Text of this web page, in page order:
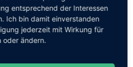
im Innen- und Aussenbereich
entsprechend der Interessen
Ich bin damit einverstanden
jederzeit mit Wirkung für
oder ändern.